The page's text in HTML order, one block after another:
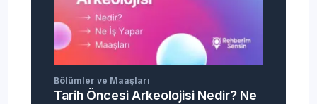
Bölümler ve Maaşları
Tarih Öncesi Arkeolojisi Nedir? Ne